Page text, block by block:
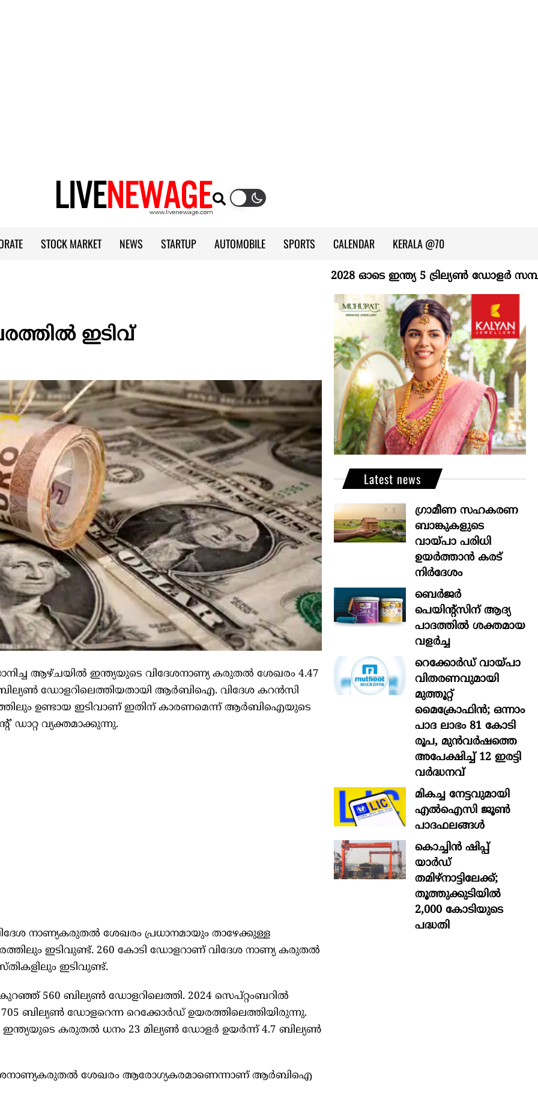
STOCK MARKET NEWS STARTUP AUTOMOBILE SPORTS CALENDAR KERALA @70
2028 ഓടെ ഇന്ത്യ 5 ട്രില്യണ്‍ ഡോളര്‍
ഇടിവ്
ആഴ്ചയില്‍ ഇന്ത്യയുടെ വിദേശനാണ്യ കരുതല്‍ ശേഖരം 4.47
ഡോളറിലെത്തിയതായി ആർബിഐ. വിദേശ കറന്‍സി
ഉണ്ടായ ഇടിവാണ് ഇതിന് കാരണമെന്ന് ആര്‍ബിഐയുടെ
ഡാറ്റ വ്യക്തമാക്കുന്നു.
നാണ്യകരുതൽ ശേഖരം പ്രധാനമായും താഴേക്കുള്ള
ഇടിവുണ്ട്. 260 കോടി ഡോളറാണ് വിദേശ നാണ്യ കരുതൽ
ഇടിവുണ്ട്.
560 ബില്യണ്‍ ഡോളറിലെത്തി. 2024 സെപ്റ്റംബറില്‍
ബില്യണ്‍ ഡോളറെന്ന റെക്കോര്‍ഡ് ഉയരത്തിലെത്തിയിരുന്നു.
ഇന്ത്യയുടെ കരുതല്‍ ധനം 23 മില്യണ്‍ ഡോളര്‍ ഉയര്‍ന്ന് 4.7 ബില്യണ്‍
ശേഖരം ആരോഗ്യകരമാണെന്നാണ് ആർബിഐ
Latest news
ഗ്രാമീണ സഹകരണ
ബാങ്കുകളുടെ
വായ്പാ പരിധി
ഉയർത്താൻ കരട്
നിർദേശം
ബെർജർ
പെയിന്റ്സിന് ആദ്യ
പാദത്തിൽ ശക്തമായ
വളർച്ച
റെക്കോർഡ് വായ്പാ
വിതരണവുമായി
മുത്തൂറ്റ്
മൈക്രോഫിൻ; ഒന്നാം
പാദ ലാഭം 81 കോടി
രൂപ, മുൻവർഷത്തെ
അപേക്ഷിച്ച് 12 ഇരട്ടി
വർദ്ധനവ്
മികച്ച നേട്ടവുമായി
എൽഐസി ജൂൺ
പാദഫലങ്ങൾ
കൊച്ചിന്‍ ഷിപ്പ്
യാർഡ്
തമിഴ്നാട്ടിലേക്ക്;
തൂത്തുക്കുടിയിൽ
2,000 കോടിയുടെ
പദ്ധതി